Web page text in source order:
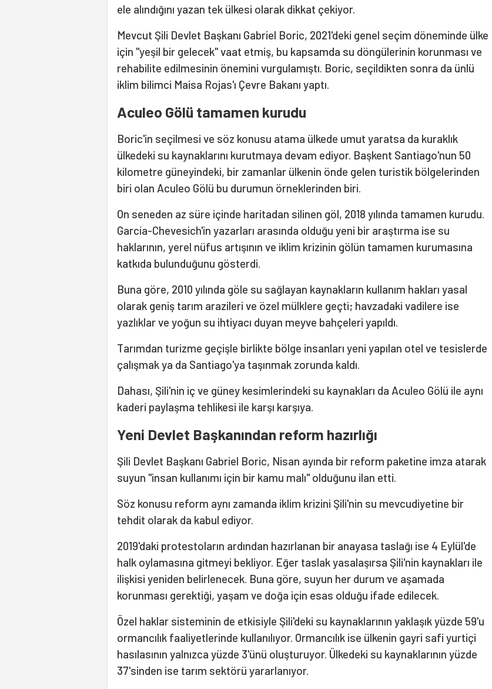
ele alındığını yazan tek ülkesi olarak dikkat çekiyor.
Mevcut Şili Devlet Başkanı Gabriel Boric, 2021'deki genel seçim döneminde ülke
için "yeşil bir gelecek" vaat etmiş, bu kapsamda su döngülerinin korunması ve
rehabilite edilmesinin önemini vurgulamıştı. Boric, seçildikten sonra da ünlü
iklim bilimci Maisa Rojas'ı Çevre Bakanı yaptı.
Aculeo Gölü tamamen kurudu
Boric'in seçilmesi ve söz konusu atama ülkede umut yaratsa da kuraklık
ülkedeki su kaynaklarını kurutmaya devam ediyor. Başkent Santiago'nun 50
kilometre güneyindeki, bir zamanlar ülkenin önde gelen turistik bölgelerinden
biri olan Aculeo Gölü bu durumun örneklerinden biri.
On seneden az süre içinde haritadan silinen göl, 2018 yılında tamamen kurudu.
García-Chevesich'in yazarları arasında olduğu yeni bir araştırma ise su
haklarının, yerel nüfus artışının ve iklim krizinin gölün tamamen kurumasına
katkıda bulunduğunu gösterdi.
Buna göre, 2010 yılında göle su sağlayan kaynakların kullanım hakları yasal
olarak geniş tarım arazileri ve özel mülklere geçti; havzadaki vadilere ise
yazlıklar ve yoğun su ihtiyacı duyan meyve bahçeleri yapıldı.
Tarımdan turizme geçişle birlikte bölge insanları yeni yapılan otel ve tesislerde
çalışmak ya da Santiago'ya taşınmak zorunda kaldı.
Dahası, Şili'nin iç ve güney kesimlerindeki su kaynakları da Aculeo Gölü ile aynı
kaderi paylaşma tehlikesi ile karşı karşıya.
Yeni Devlet Başkanından reform hazırlığı
Şili Devlet Başkanı Gabriel Boric, Nisan ayında bir reform paketine imza atarak
suyun "insan kullanımı için bir kamu malı" olduğunu ilan etti.
Söz konusu reform aynı zamanda iklim krizini Şili'nin su mevcudiyetine bir
tehdit olarak da kabul ediyor.
2019'daki protestoların ardından hazırlanan bir anayasa taslağı ise 4 Eylül'de
halk oylamasına gitmeyi bekliyor. Eğer taslak yasalaşırsa Şili'nin kaynakları ile
ilişkisi yeniden belirlenecek. Buna göre, suyun her durum ve aşamada
korunması gerektiği, yaşam ve doğa için esas olduğu ifade edilecek.
Özel haklar sisteminin de etkisiyle Şili'deki su kaynaklarının yaklaşık yüzde 59'u
ormancılık faaliyetlerinde kullanılıyor. Ormancılık ise ülkenin gayri safi yurtiçi
hasılasının yalnızca yüzde 3'ünü oluşturuyor. Ülkedeki su kaynaklarının yüzde
37'sinden ise tarım sektörü yararlanıyor.